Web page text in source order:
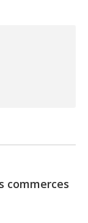
commerces